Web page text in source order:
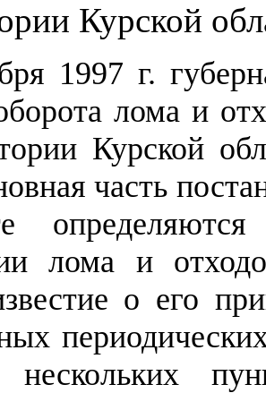
Курской
1997 г.
лома и
Курской
часть
лома и
о его